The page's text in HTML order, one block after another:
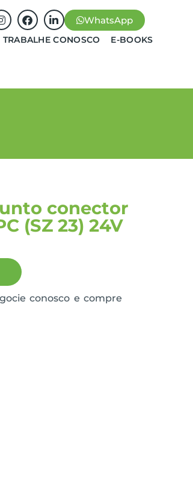
WhatsApp
TRABALHE CONOSCO E-BOOKS
conector
(SZ 23) 24V
conosco e compre